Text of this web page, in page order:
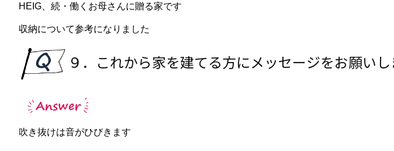
HEIG、続・働くお母さんに贈る家です
収納について参考になりました
９．これから家を建てる方にメッセージをお願いし
吹き抜けは音がひびきます